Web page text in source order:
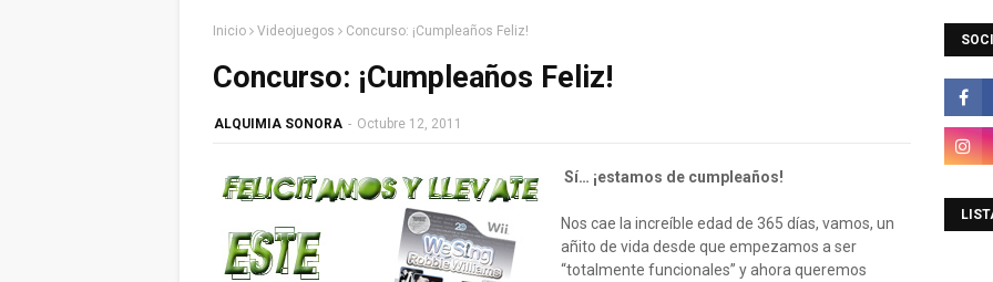
Inicio Videojuegos Concurso: ¡Cumpleaños Feliz!
Concurso: ¡Cumpleaños Feliz!
ALQUIMIA SONORA - Octubre 12, 2011
Sí… ¡estamos de cumpleaños!
Nos cae la increíble edad de 365 días, vamos, un
añito de vida desde que empezamos a ser
“totalmente funcionales” y ahora queremos